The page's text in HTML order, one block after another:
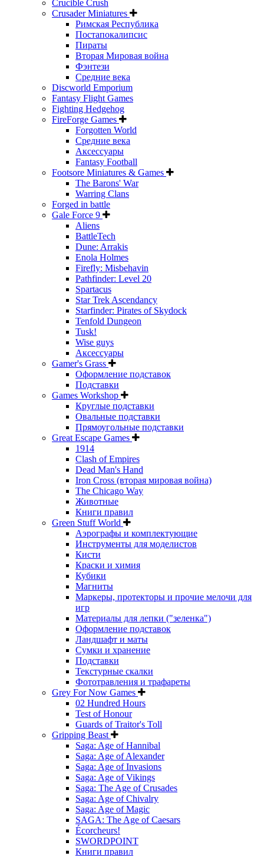
Crucible Crush
Crusader Miniatures
Римская Республика
Постапокалипсис
Пираты
Вторая Мировая война
Фэнтези
Средние века
Discworld Emporium
Fantasy Flight Games
Fighting Hedgehog
FireForge Games
Forgotten World
Средние века
Аксессуары
Fantasy Football
Footsore Miniatures & Games
The Barons' War
Warring Clans
Forged in battle
Gale Force 9
Aliens
BattleTech
Dune: Arrakis
Enola Holmes
Firefly: Misbehavin
Pathfinder: Level 20
Spartacus
Star Trek Ascendancy
Starfinder: Pirates of Skydock
Tenfold Dungeon
Tusk!
Wise guys
Аксессуары
Gamer's Grass
Оформление подставок
Подставки
Games Workshop
Круглые подставки
Овальные подставки
Прямоугольные подставки
Great Escape Games
1914
Clash of Empires
Dead Man's Hand
Iron Cross (вторая мировая война)
The Chicago Way
Животные
Книги правил
Green Stuff World
Аэрографы и комплектующие
Инструменты для моделистов
Кисти
Краски и химия
Кубики
Магниты
Маркеры, протекторы и прочие мелочи для
игр
Материалы для лепки ("зеленка")
Оформление подставок
Ландшафт и маты
Сумки и хранение
Подставки
Текстурные скалки
Фототравления и трафареты
Grey For Now Games
02 Hundred Hours
Test of Honour
Guards of Traitor's Toll
Gripping Beast
Saga: Age of Hannibal
Saga: Age of Alexander
Saga: Age of Invasions
Saga: Age of Vikings
Saga: The Age of Crusades
Saga: Age of Chivalry
Saga: Age of Magic
SAGA: The Age of Caesars
Écorcheurs!
SWORDPOINT
Книги правил